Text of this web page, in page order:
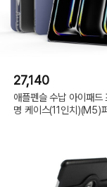
27,140
애플펜슬 수납 아이패드
명 케이스(11인치)(M5)